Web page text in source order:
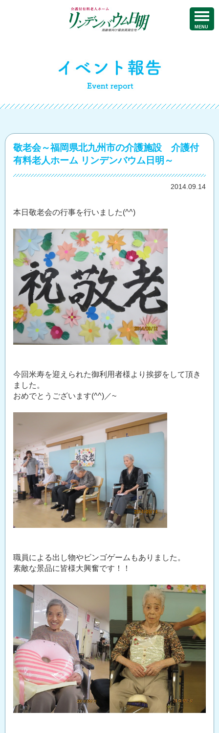
MENU
敬老会～福岡県北九州市の介護施設 介護付
有料老人ホーム リンデンバウム日明～
2014.09.14
本日敬老会の行事を行いました(^^)
今回米寿を迎えられた御利用者様より挨拶をして頂き
ました。
おめでとうございます(^^)／~
職員による出し物やビンゴゲームもありました。
素敵な景品に皆様大興奮です！！